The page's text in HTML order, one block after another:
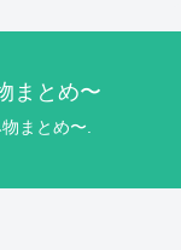
まとめ〜
まとめ〜.